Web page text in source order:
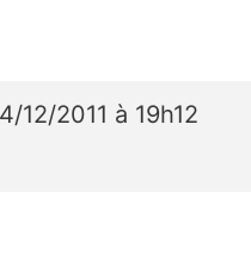
12/2011 à 19h12